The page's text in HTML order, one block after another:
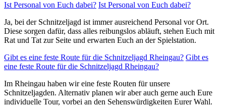
Ist Personal von Euch dabei? Ist Personal von Euch dabei?
Ja, bei der Schnitzeljagd ist immer ausreichend Personal vor Ort.
Diese sorgen dafür, dass alles reibungslos abläuft, stehen Euch mit
Rat und Tat zur Seite und erwarten Euch an der Spielstation.
Gibt es eine feste Route für die Schnitzeljagd Rheingau? Gibt es
eine feste Route für die Schnitzeljagd Rheingau?
Im Rheingau haben wir eine feste Routen für unsere
Schnitzeljagden. Alternativ planen wir aber auch gerne auch Eure
individuelle Tour, vorbei an den Sehenswürdigkeiten Eurer Wahl.